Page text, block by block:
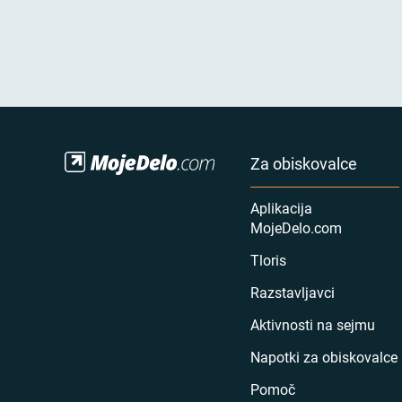
Za obiskovalce
Aplikacija
MojeDelo.com
Tloris
Razstavljavci
Aktivnosti na sejmu
Napotki za obiskovalce
Pomoč